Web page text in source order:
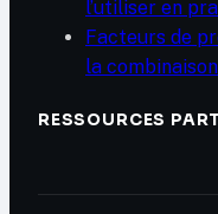
l’utiliser en
Facteurs de
la
RESSOURCES